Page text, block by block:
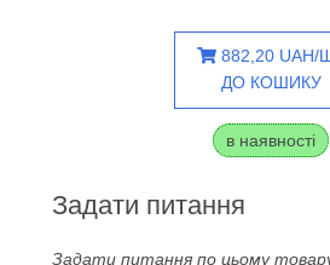
882,20 UAH/
ДО КОШИКУ
в наявності
Задати питання
Задати питання по цьому